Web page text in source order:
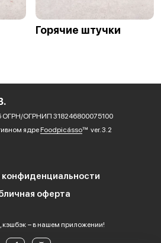
Горячие штучки
ОГРН/ОГРНИП 318246800075100
ядре Foodpicássover. 3.2
конфиденциальности
оферта
кэшбэк − в нашем приложении!